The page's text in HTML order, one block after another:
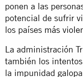
ponen a las
potencial de sufrir
los países más
La administración
también los
la impunidad